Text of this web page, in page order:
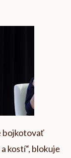
bojkotovať
kostí“, blokuje